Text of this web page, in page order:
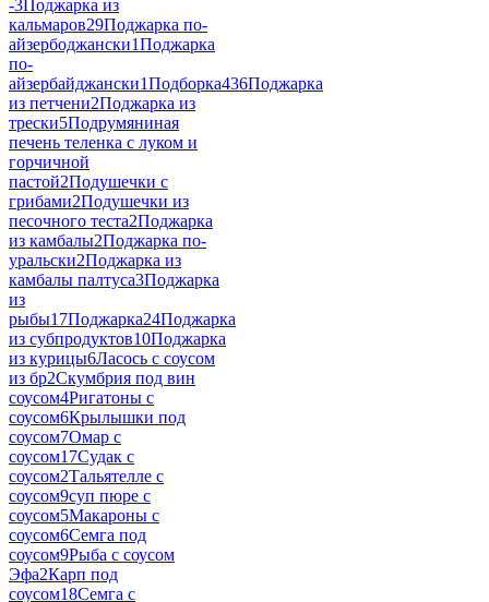
-3Поджарка из
кальмаров29Поджарка по-
айзербоджански1Поджарка
по-
айзербайджански1Подборка436Поджарка
из петчени2Поджарка из
трески5Подрумяниная
печень теленка с луком и
горчичной
пастой2Подушечки с
грибами2Подушечки из
песочного теста2Поджарка
из камбалы2Поджарка по-
уральски2Поджарка из
камбалы палтуса3Поджарка
из
рыбы17Поджарка24Поджарка
из субпродуктов10Поджарка
из курицы6Ласось с соусом
из бр2Скумбрия под вин
соусом4Ригатоны с
соусом6Крылышки под
соусом7Омар с
соусом17Судак с
соусом2Тальятелле с
соусом9суп пюре с
соусом5Макароны с
соусом6Семга под
соусом9Рыба с соусом
Эфа2Карп под
соусом18Семга с